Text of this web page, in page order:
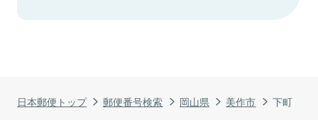
日本郵便トップ 郵便番号検索 岡山県 美作市 下町